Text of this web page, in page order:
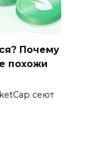
Почему
похожи
сеют